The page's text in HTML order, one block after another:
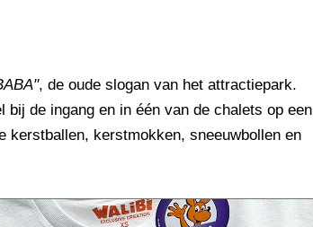
, de oude slogan van het attractiepark.
bij de ingang en in één van de chalets op een
kerstballen, kerstmokken, sneeuwbollen en